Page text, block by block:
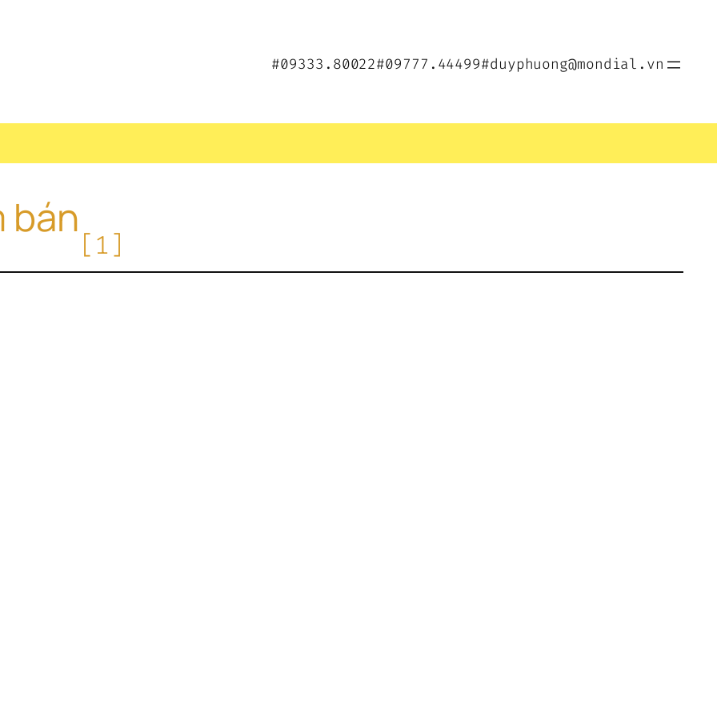
#09333.80022#09777.44499#duyphuong@mondial.vn
bán
[1]